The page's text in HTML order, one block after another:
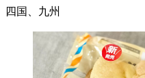
四国、九州